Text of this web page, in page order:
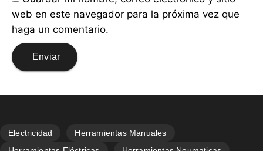
web en este navegador para la próxima vez que
haga un comentario.